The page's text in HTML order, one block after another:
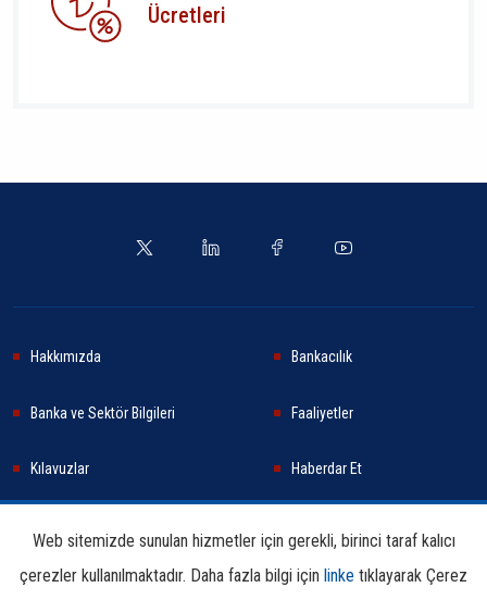
Ücretleri
Hakkımızda Bankacılık
Banka ve Sektör Bilgileri Faaliyetler
Kılavuzlar Haberdar Et
Araştırma ve Yayınlar İletişim Bilgileri
Web sitemizde sunulan hizmetler için gerekli, birinci taraf kalıcı
çerezler kullanılmaktadır. Daha fazla bilgi için linke tıklayarak Çerez